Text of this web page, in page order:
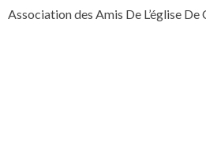
Association des Amis De L’église